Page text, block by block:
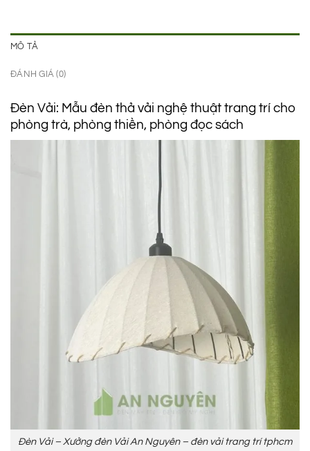
MÔ TẢ
ĐÁNH GIÁ (0)
Đèn Vải: Mẫu đèn thả vải nghệ thuật trang trí cho
phòng trà, phòng thiền, phòng đọc sách
Đèn Vải – Xưởng đèn Vải An Nguyên – đèn vải trang trí tphcm